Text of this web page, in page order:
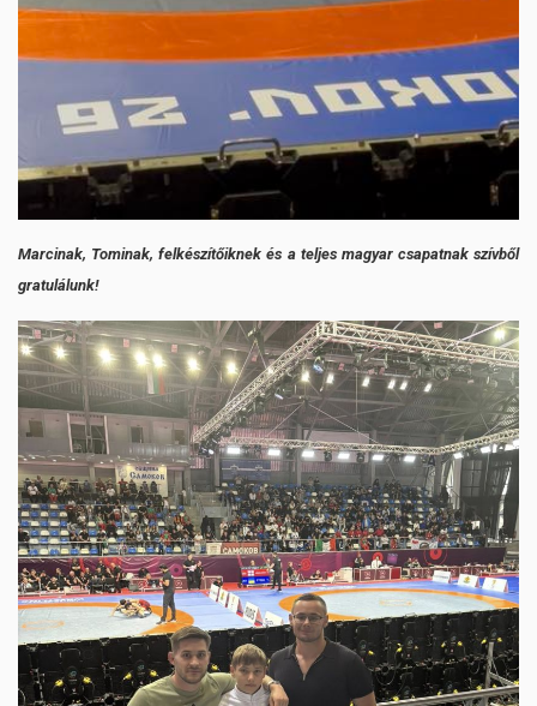
Marcinak, Tominak, felkészítőiknek és a teljes magyar csapatnak szívből
gratulálunk!